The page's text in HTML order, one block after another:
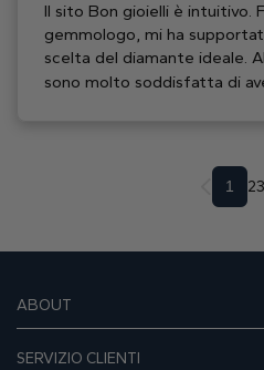
Il sito Bon gioielli è intuitivo.
gemmologo, mi ha
scelta del diamante ideale.
sono molto soddisfatta di
1 23
ABOUT
SERVIZIO CLIENTI